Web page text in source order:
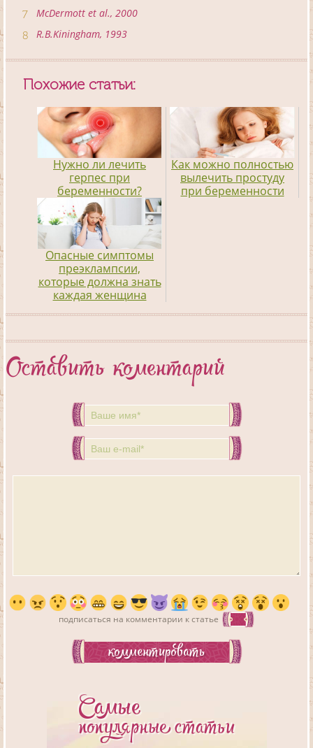
McDermott et al., 2000
R.B.Kiningham, 1993
Похожие статьи:
Нужно ли лечить
герпес при
беременности?
Как можно полностью
вылечить простуду
при беременности
Опасные симптомы
преэклампсии,
которые должна знать
каждая женщина
Оставить коментарий
подписаться на комментарии к статье
комментировать
Самые
популярные статьи